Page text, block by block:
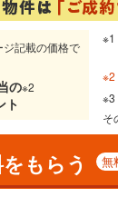
記載の価格で
の※2
ト
そ
もらう 無